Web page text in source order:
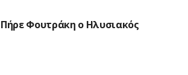
Πήρε Φουτράκη ο Ηλυσιακός